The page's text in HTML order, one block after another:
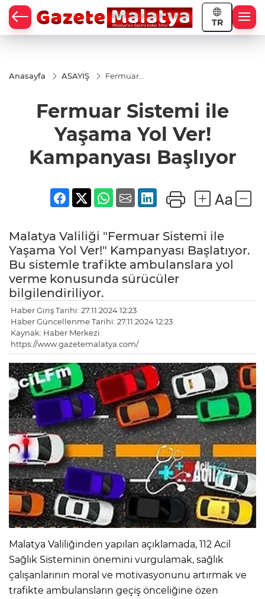
TR
Anasayfa ASAYİŞ
Fermuar
Kampanyası
Fermuar Sistemi ile
Yaşama Yol Ver!
Kampanyası Başlıyor
Malatya Valiliği "Fermuar Sistemi ile
Yaşama Yol Ver!" Kampanyası Başlatıyor.
Bu sistemle trafikte ambulanslara yol
verme konusunda sürücüler
bilgilendiriliyor.
Haber Giriş Tarihi: 27.11.2024 12:23
Haber Güncellenme Tarihi: 27.11.2024 12:23
Kaynak: Haber Merkezi
https://www.gazetemalatya.com/
Malatya Valiliğinden yapılan açıklamada, 112 Acil
Sağlık Sisteminin önemini vurgulamak, sağlık
çalışanlarının moral ve motivasyonunu artırmak ve
trafikte ambulansların geçiş önceliğine özen